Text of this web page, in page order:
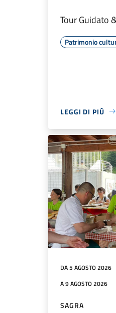
Tour Guidato
Patrimonio
LEGGI DI PIÙ
DA 5 AGOSTO 2026
A 9 AGOSTO 2026
SAGRA